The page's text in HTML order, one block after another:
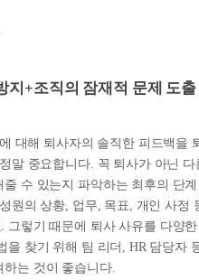
지+조직의 잠재적 문제 도출
대해 퇴사자의 솔직한 피드백을
말 중요합니다. 꼭 퇴사가 아닌 다
수 있는지 파악하는 최후의 단계
원의 상황, 업무, 목표, 개인 사정
그렇기 때문에 퇴사 사유를 다양한
을 찾기 위해 팀 리더, HR 담당자
하는 것이 좋습니다.